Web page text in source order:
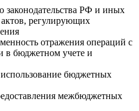
РФ и иных
регулирующих
отражения операций с
в бюджетном учете и
бюджетных
межбюджетных